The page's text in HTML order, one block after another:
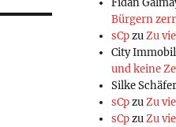
Fidan
Bürgern
sCpzuZu
City
und keine
Silke Schäfer
sCpzuZu
sCpzuZu